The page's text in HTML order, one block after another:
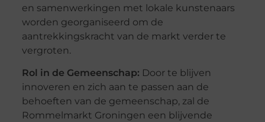
en samenwerkingen met lokale kunstenaars
worden georganiseerd om de
aantrekkingskracht van de markt verder te
vergroten.
Rol in de Gemeenschap: Door te blijven
innoveren en zich aan te passen aan de
behoeften van de gemeenschap, zal de
Rommelmarkt Groningen een blijvende